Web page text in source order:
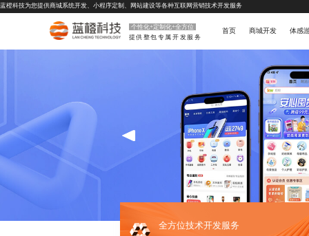
蓝橙科技为您提供商城系统开发、 小程序定制 、 网站建设等各种互联网营销技术开发服务
个性化+定制化+全方位
提供整包专属开发服务
首页 商城开发 体感
全方位技术开发服务